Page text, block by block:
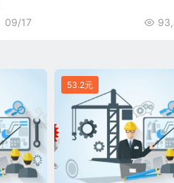
09/17
53.2元